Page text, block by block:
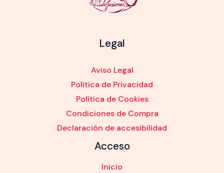
Legal
Aviso Legal
Política de Privacidad
Política de Cookies
Condiciones de Compra
Declaración de accesibilidad
Acceso
Inicio